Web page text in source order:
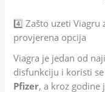
4️⃣ Zašto uzeti
provjerena opcija
Viagra je jedan od
disfunkciju i koristi
Pfizer, a kroz godine